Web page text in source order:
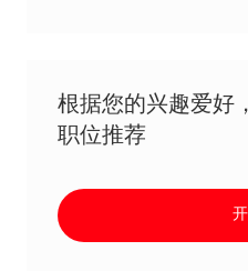
根据您的兴趣爱好
职位推荐